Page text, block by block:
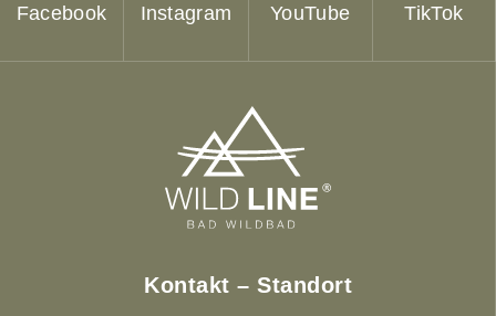
Kontakt – Standort
Facebook Instagram YouTube TikTok